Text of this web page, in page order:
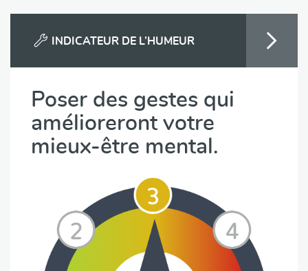
INDICATEUR DE L’HUMEUR
Poser des gestes qui
amélioreront votre
mieux-être mental.